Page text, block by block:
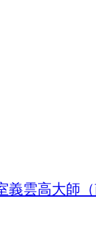
義雲高大師